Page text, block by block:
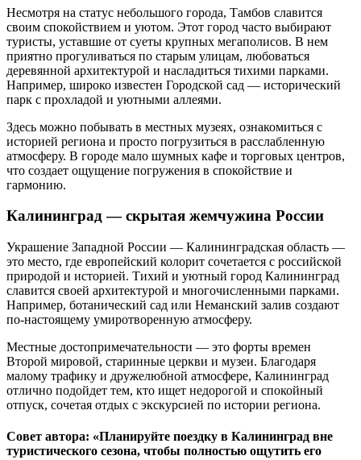
Несмотря на статус небольшого города, Тамбов славится
своим спокойствием и уютом. Этот город часто выбирают
туристы, уставшие от суеты крупных мегаполисов. В нем
приятно прогуливаться по старым улицам, любоваться
деревянной архитектурой и насладиться тихими парками.
Например, широко известен Городской сад — исторический
парк с прохладой и уютными аллеями.
Здесь можно побывать в местных музеях, ознакомиться с
историей региона и просто погрузиться в расслабленную
атмосферу. В городе мало шумных кафе и торговых центров,
что создает ощущение погружения в спокойствие и
гармонию.
Калининград — скрытая жемчужина России
Украшение Западной России — Калининградская область —
это место, где европейский колорит сочетается с российской
природой и историей. Тихий и уютный город Калининград
славится своей архитектурой и многочисленными парками.
Например, ботанический сад или Неманский залив создают
по-настоящему умиротворенную атмосферу.
Местные достопримечательности — это форты времен
Второй мировой, старинные церкви и музеи. Благодаря
малому трафику и дружелюбной атмосфере, Калининград
отлично подойдет тем, кто ищет недорогой и спокойный
отпуск, сочетая отдых с экскурсией по истории региона.
Совет автора: «Планируйте поездку в Калининград вне
туристического сезона, чтобы полностью ощутить его